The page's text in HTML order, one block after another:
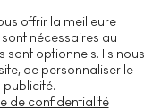
offrir la meilleure
nécessaires au
sont optionnels. Ils nous
de personnaliser le
de confidentialité
et éditions